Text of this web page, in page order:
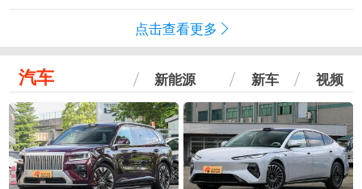
点击查看更多
汽车 新能源 新车 视频